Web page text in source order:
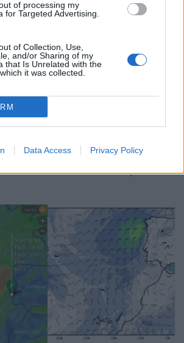
of processing my
for Targeted Advertising.
of Collection, Use,
and/or Sharing of my
that Is Unrelated with the
it was collected.
Data Access Privacy Policy
que realmente se verificam no
coincidem com as previsões e que
preparado para uma adaptação às
tentando de alguma forma prever
e formas de os enfrentar. Identificar
à navegação, como listas de faróis,
e características, tráfego
contatos dos Centros de
e Salvamento Marítimo para as